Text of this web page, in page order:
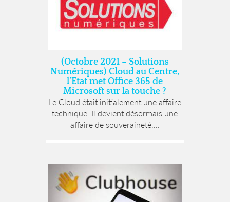
(Octobre 2021 – Solutions
Numériques) Cloud au Centre,
l’Etat met Office 365 de
Microsoft sur la touche ?
Le Cloud était initialement une affaire
technique. Il devient désormais une
affaire de souveraineté,...